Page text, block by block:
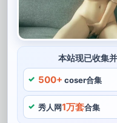
本站现已收集
500+ coser合集
秀人网1万套合集
秋和柯基，经常在微博
字。这些画作非常有生
格，秋和柯基的真实姓
秋和柯基校园日
一、令人图包忍俊不禁
基互动，秋和柯基的作